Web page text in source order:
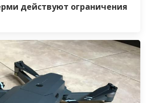
действуют ограничения